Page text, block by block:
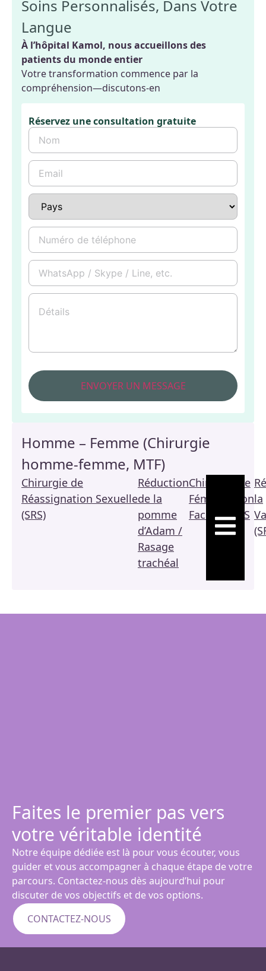
Soins Personnalisés, Dans Votre
Langue
À l’hôpital Kamol, nous accueillons des
patients du monde entier
Votre transformation commence par la
compréhension—discutons-en
Réservez une consultation gratuite
Homme – Femme (Chirurgie
homme-femme, MTF)
Chirurgie de
Réassignation Sexuelle
(SRS)
Réduction
de la
pomme
d’Adam /
Rasage
trachéal
Chirurgie de
Féminisation
Faciale / FFS
la
Faites le premier pas vers
votre véritable identité
Notre équipe dédiée est là pour vous écouter, vous
guider et vous accompagner à chaque étape de votre
parcours. Contactez-nous dès aujourd’hui pour
discuter de vos objectifs et de vos options.
CONTACTEZ-NOUS